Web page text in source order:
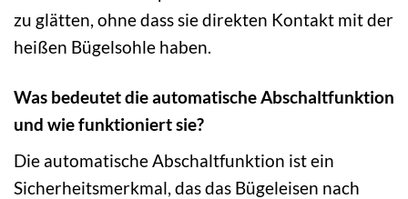
zu glätten, ohne dass sie direkten Kontakt mit der
heißen Bügelsohle haben.
Was bedeutet die automatische Abschaltfunktion
und wie funktioniert sie?
Die automatische Abschaltfunktion ist ein
Sicherheitsmerkmal, das das Bügeleisen nach